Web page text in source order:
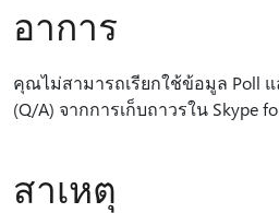
อาการ
คุณไม่สามารถเรียกใช้ข้อมูล Poll
(Q/A) จากการเก็บถาวรใน Skype
สาเหตุ